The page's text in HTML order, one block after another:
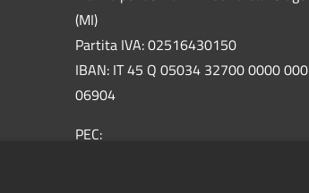
(MI)
Partita IVA: 02516430150
IBAN: IT 45 Q 05034 32700 0000 000
06904
PEC: